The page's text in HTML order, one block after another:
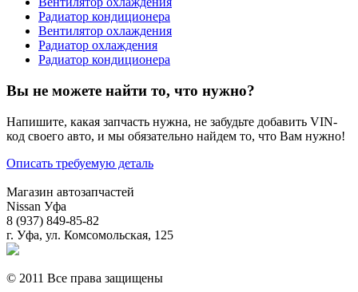
Радиатор кондиционера
Вентилятор охлаждения
Радиатор охлаждения
Радиатор кондиционера
Вы не можете найти то, что нужно?
Напишите, какая запчасть нужна, не забудьте добавить VIN-
код своего авто, и мы обязательно найдем то, что Вам нужно!
Описать требуемую деталь
Магазин автозапчастей
Nissan Уфа
8 (937) 849-85-82
г. Уфа, ул. Комсомольская, 125
© 2011 Все права защищены